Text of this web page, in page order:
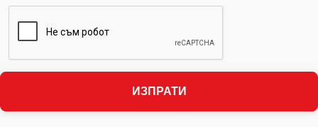
ИЗПРАТИ